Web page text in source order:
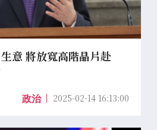
意 將放寬高階晶片赴
政治 2025-02-14 16:13:00